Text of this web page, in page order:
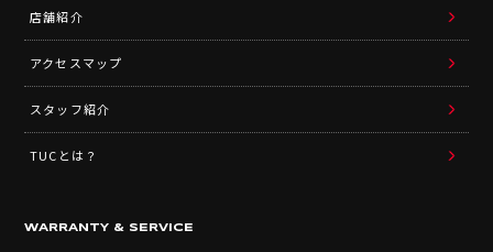
店舗紹介
アクセスマップ
スタッフ紹介
TUCとは？
WARRANTY & SERVICE